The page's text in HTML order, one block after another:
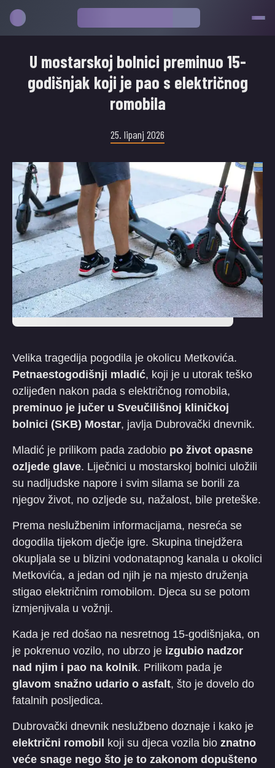
U mostarskoj bolnici preminuo 15-
godišnjak koji je pao s električnog
romobila
25. lipanj 2026
​Velika tragedija pogodila je okolicu Metkovića.
Petnaestogodišnji mladić, koji je u utorak teško
ozlijeđen nakon pada s električnog romobila,
preminuo je jučer u Sveučilišnoj kliničkoj
bolnici (SKB) Mostar, javlja Dubrovački dnevnik.
​Mladić je prilikom pada zadobio po život opasne
ozljede glave. Liječnici u mostarskoj bolnici uložili
su nadljudske napore i svim silama se borili za
njegov život, no ozljede su, nažalost, bile preteške.
​Prema neslužbenim informacijama, nesreća se
dogodila tijekom dječje igre. Skupina tinejdžera
okupljala se u blizini vodonatapnog kanala u okolici
Metkovića, a jedan od njih je na mjesto druženja
stigao električnim romobilom. Djeca su se potom
izmjenjivala u vožnji.
​Kada je red došao na nesretnog 15-godišnjaka, on
je pokrenuo vozilo, no ubrzo je izgubio nadzor
nad njim i pao na kolnik. Prilikom pada je
glavom snažno udario o asfalt, što je dovelo do
fatalnih posljedica.
​Dubrovački dnevnik neslužbeno doznaje i kako je
električni romobil
koji su djeca vozila bio znatno
veće snage nego što je to zakonom dopušteno